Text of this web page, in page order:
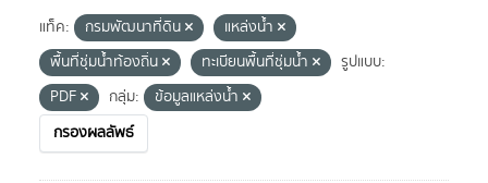
แท็ค: กรมพัฒนาที่ดิน
แหล่งน้ำ
พื้นที่ชุ่มน้ำท้องถิ่น
ทะเบียนพื้นที่ชุ่มน้ำ
รูปแบบ:
PDF
กลุ่ม:
ข้อมูลแหล่งน้ำ
กรองผลลัพธ์